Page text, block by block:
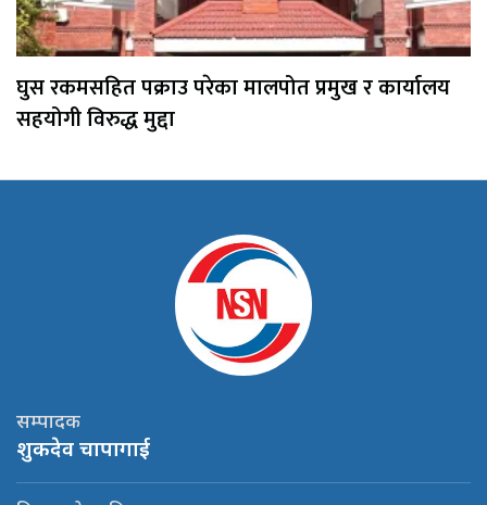
घुस रकमसहित पक्राउ परेका मालपोत प्रमुख र कार्यालय
सहयोगी विरुद्ध मुद्दा
सम्पादक
शुकदेव चापागाई